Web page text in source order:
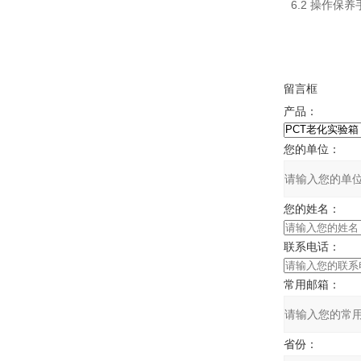
6.2 操作保养
留言框
产品：
您的单位：
您的姓名：
联系电话：
常用邮箱：
省份：